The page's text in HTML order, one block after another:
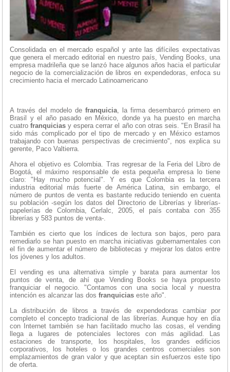
Consolidada en el mercado español y ante las difíciles expectativas
que genera el mercado editorial en nuestro país, Vending Books, una
empresa madrileña que se lanzó hace algunos años hacia el particular
negocio de la comercialización de libros en expendedoras, enfoca su
crecimiento hacia el mercado Latinoamericano
A través del modelo de franquicia , la firma desembarcó primero en
Brasil y el año pasado en México, donde ya ha puesto en marcha
cuatrofranquicias y espera cerrar el año con otras seis. "En Brasil ha
sido más complicado por el tipo de mercado y en México estamos
trabajando con buenas perspectivas de crecimiento", nos explica su
gerente, Paco Valtierra.
Ahora el objetivo es Colombia. Tras regresar de la Feria del Libro de
Bogotá, el máximo responsable de esta pequeña empresa lo tiene
claro: "Hay mucho potencial". Y es que Colombia es la tercera
industria editorial más fuerte de América Latina, sin embargo, el
número de puntos de venta es bastante reducido teniendo en cuenta
su población -según los datos del Directorio de Librerías y librerías-
papelerías de Colombia, Cerlalc, 2005, el país contaba con 355
librerías y 583 puntos de venta-.
También es cierto que los índices de lectura son bajos, pero para
remediarlo se han puesto en marcha iniciativas gubernamentales con
el fin de aumentar el número de bibliotecas y mejorar los datos entre
los jóvenes y los adultos.
El vending es una alternativa simple y barata para aumentar los
puntos de venta, de ahí que Vending Books se haya propuesto
franquiciar el negocio. "Contamos con una socia local y nuestra
intención es alcanzar las dos franquicias este año".
La distribución de libros a través de expendedoras cambiar por
completo el concepto tradicional de las librerías. Aunque hoy en día
con Internet también se han facilitado mucho las cosas, el vending
llega a lugares de potenciales lectores con más agilidad. Las
estaciones de transporte, los hospitales, los grandes edificios
corporativos, los hoteles o los grandes centros comerciales son
emplazamientos de gran valor y que aceptan sin esfuerzos este tipo
de oferta.